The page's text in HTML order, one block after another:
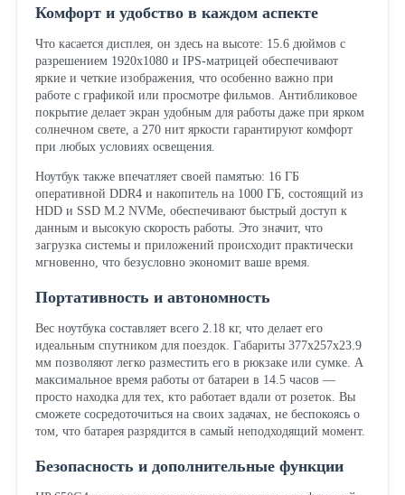
Комфорт и удобство в каждом аспекте
Что касается дисплея, он здесь на высоте: 15.6 дюймов с
разрешением 1920x1080 и IPS-матрицей обеспечивают
яркие и четкие изображения, что особенно важно при
работе с графикой или просмотре фильмов. Антибликовое
покрытие делает экран удобным для работы даже при ярком
солнечном свете, а 270 нит яркости гарантируют комфорт
при любых условиях освещения.
Ноутбук также впечатляет своей памятью: 16 ГБ
оперативной DDR4 и накопитель на 1000 ГБ, состоящий из
HDD и SSD M.2 NVMe, обеспечивают быстрый доступ к
данным и высокую скорость работы. Это значит, что
загрузка системы и приложений происходит практически
мгновенно, что безусловно экономит ваше время.
Портативность и автономность
Вес ноутбука составляет всего 2.18 кг, что делает его
идеальным спутником для поездок. Габариты 377x257x23.9
мм позволяют легко разместить его в рюкзаке или сумке. А
максимальное время работы от батареи в 14.5 часов —
просто находка для тех, кто работает вдали от розеток. Вы
сможете сосредоточиться на своих задачах, не беспокоясь о
том, что батарея разрядится в самый неподходящий момент.
Безопасность и дополнительные функции